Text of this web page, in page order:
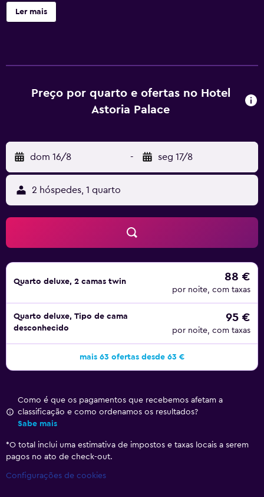
Ler mais
Preço por quarto e ofertas no Hotel
Astoria Palace
dom 16/8 - seg 17/8
2 hóspedes, 1 quarto
Quarto deluxe, 2 camas twin 88 €
por noite, com taxas
Quarto deluxe, Tipo de cama
desconhecido
95 €
por noite, com taxas
mais 63 ofertas desde 63 €
Como é que os pagamentos que recebemos afetam a
classificação e como ordenamos os resultados?
Sabe mais
*O total inclui uma estimativa de impostos e taxas locais a serem
pagos no ato de check-out.
Configurações de cookies